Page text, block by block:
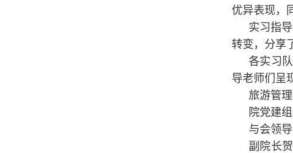
优异表现，
实习指
转变，分享
各实习
导老师们呈
旅游管
院党建
与会领
副院长